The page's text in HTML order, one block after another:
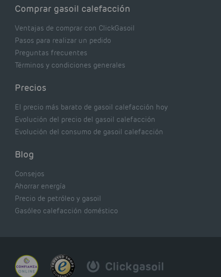
Comprar gasoil calefacción
Ventajas de comprar con ClickGasoil
Pasos para realizar un pedido
Preguntas frecuentes
Términos y condiciones generales
Precios
El precio más barato de gasoil calefacción hoy
Evolución del precio del gasoil calefacción
Evolución del consumo de gasoil calefacción
Blog
Consejos
Ahorrar energía
Precio de petróleo y gasoil
Gasóleo calefacción doméstico